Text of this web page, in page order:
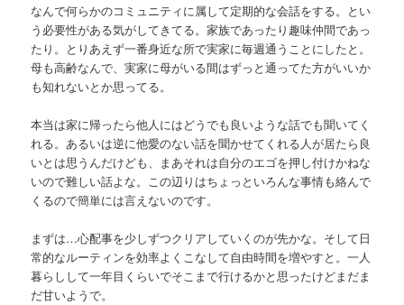
なんで何らかのコミュニティに属して定期的な会話をする。とい
う必要性がある気がしてきてる。家族であったり趣味仲間であっ
たり。とりあえず一番身近な所で実家に毎週通うことにしたと。
母も高齢なんで、実家に母がいる間はずっと通ってた方がいいか
も知れないとか思ってる。
本当は家に帰ったら他人にはどうでも良いような話でも聞いてく
れる。あるいは逆に他愛のない話を聞かせてくれる人が居たら良
いとは思うんだけども、まあそれは自分のエゴを押し付けかねな
いので難しい話よな。この辺りはちょっといろんな事情も絡んで
くるので簡単には言えないのです。
まずは…心配事を少しずつクリアしていくのが先かな。そして日
常的なルーティンを効率よくこなして自由時間を増やすと。一人
暮らしして一年目くらいでそこまで行けるかと思ったけどまだま
だ甘いようで。